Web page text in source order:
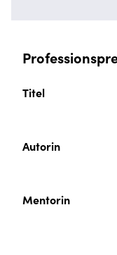
Titel
Autorin
Mentorin